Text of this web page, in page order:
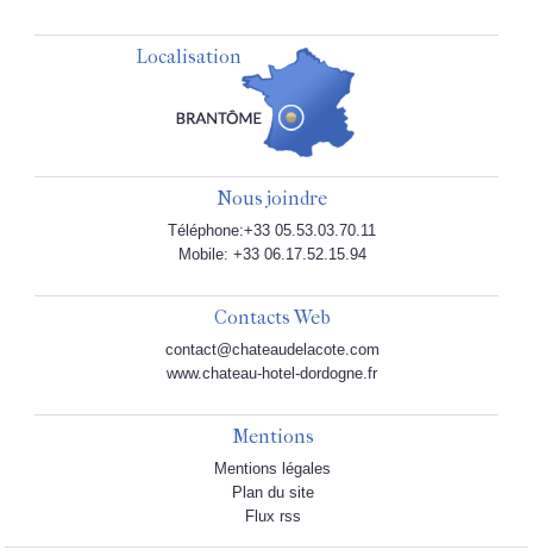
Localisation
Nous joindre
Téléphone:+33 05.53.03.70.11
Mobile: +33 06.17.52.15.94
Contacts Web
contact@chateaudelacote.com
www.chateau-hotel-dordogne.fr
Mentions
Mentions légales
Plan du site
Flux rss